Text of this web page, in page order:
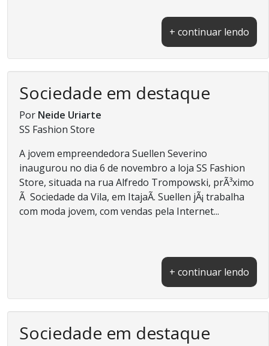
+ continuar lendo
Sociedade em destaque
Por Neide Uriarte
SS Fashion Store
A jovem empreendedora Suellen Severino
inaugurou no dia 6 de novembro a loja SS Fashion
Store, situada na rua Alfredo Trompowski, prÃ³ximo
Ã Sociedade da Vila, em ItajaÃ­. Suellen jÃ¡ trabalha
com moda jovem, com vendas pela Internet...
+ continuar lendo
Sociedade em destaque